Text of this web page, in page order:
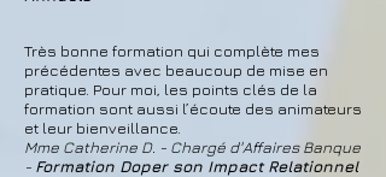
Très bonne formation qui complète mes
précédentes avec beaucoup de mise en
pratique. Pour moi, les points clés de la
formation sont aussi l’écoute des animateurs
et leur bienveillance.
Mme Catherine D. - Chargé d'Affaires Banque
- Formation Doper son Impact Relationnel